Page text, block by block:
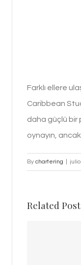
Farklı ellere
Caribbean
daha güçlü bir
oynayın,
By chartering
Related